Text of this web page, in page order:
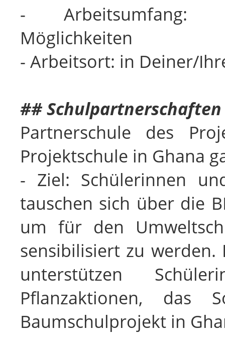
- Arbeitsumfang:
Möglichkeiten
- Arbeitsort: in Deiner/
##
Partnerschule des
Projektschule in Ghana
- Ziel: Schülerinnen
tauschen sich über die
um für den
sensibilisiert zu werden.
unterstützen
Pflanzaktionen, das
Baumschulprojekt in